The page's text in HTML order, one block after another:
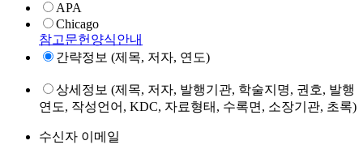
APA
Chicago
참고문헌양식안내
간략정보 (제목, 저자, 연도)
상세정보 (제목, 저자, 발행기관, 학술지명, 권호, 발행
연도, 작성언어, KDC, 자료형태, 수록면, 소장기관, 초록)
수신자 이메일